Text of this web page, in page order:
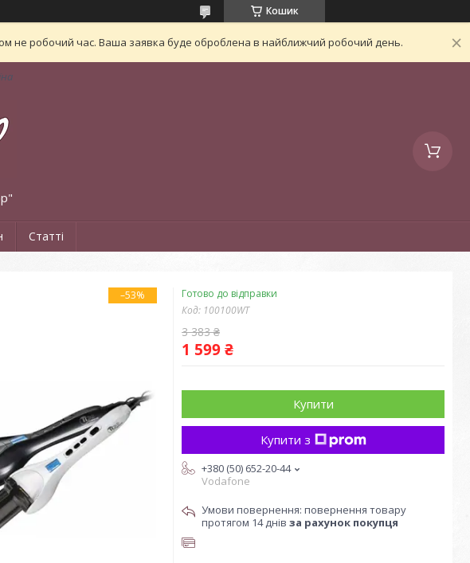
Кошик
не робочий час. Ваша заявка буде оброблена в найближчий робочий день.
Статті
–53%
Готово до відправки
Код: 100100WT
3 383 ₴
1 599 ₴
Купити
Купити з
+380 (50) 652-20-44
Vodafone
повернення товару
протягом 14 днів за рахунок покупця